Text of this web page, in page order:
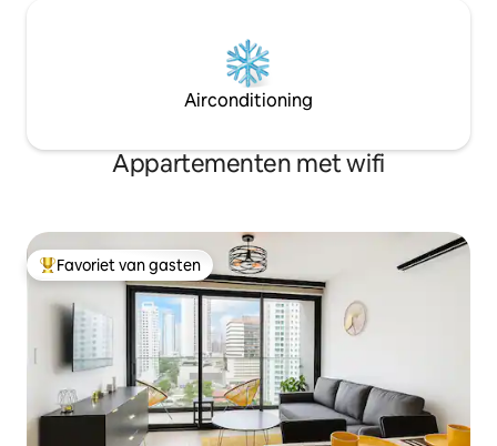
Airconditioning
Appartementen met wifi
Topfavoriet van gasten
Favoriet van gasten